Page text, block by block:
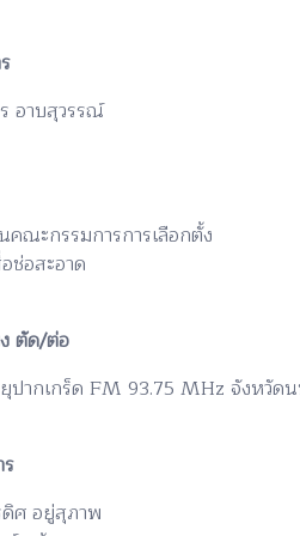
อาบสุวรรณ์
คณะกรรมการการเลือกตั้ง
ช่อสะอาด
ตัด/ต่อ
ปากเกร็ด FM 93.75 MHz จังหวัด
ศ อยู่สุภาพ